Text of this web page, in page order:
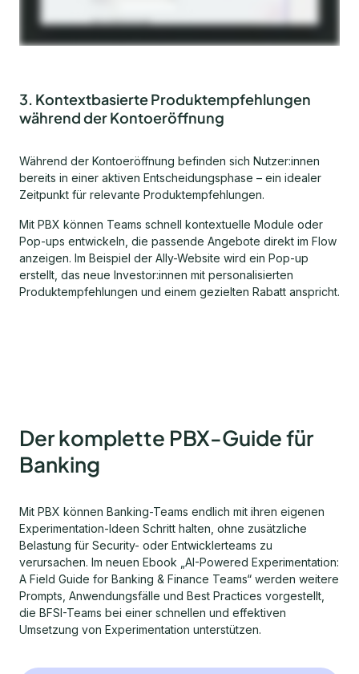
3. Kontextbasierte Produktempfehlungen
während der Kontoeröffnung
Während der Kontoeröffnung befinden sich Nutzer:innen
bereits in einer aktiven Entscheidungsphase – ein idealer
Zeitpunkt für relevante Produktempfehlungen.
Mit PBX können Teams schnell kontextuelle Module oder
Pop-ups entwickeln, die passende Angebote direkt im Flow
anzeigen. Im Beispiel der Ally-Website wird ein Pop-up
erstellt, das neue Investor:innen mit personalisierten
Produktempfehlungen und einem gezielten Rabatt anspricht.
Der komplette PBX-Guide für
Banking
Mit PBX können Banking-Teams endlich mit ihren eigenen
Experimentation-Ideen Schritt halten, ohne zusätzliche
Belastung für Security- oder Entwicklerteams zu
verursachen. Im neuen Ebook „AI-Powered Experimentation:
A Field Guide for Banking & Finance Teams“ werden weitere
Prompts, Anwendungsfälle und Best Practices vorgestellt,
die BFSI-Teams bei einer schnellen und effektiven
Umsetzung von Experimentation unterstützen.